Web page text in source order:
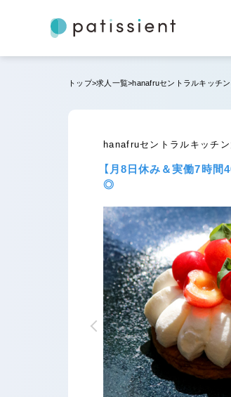
トップ 求人一覧 hanafruセントラルキッチ
hanafruセントラルキッチ
【月8日休み＆実働7時
◎